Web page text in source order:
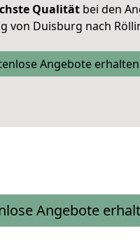
Qualität bei den
von Duisburg nach
Angebote erhalten
Angebote